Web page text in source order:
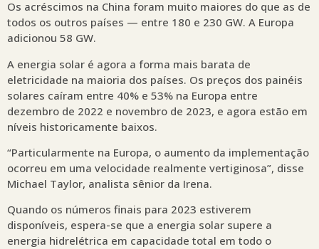
Os acréscimos na China foram muito maiores do que as de
todos os outros países — entre 180 e 230 GW. A Europa
adicionou 58 GW.
A energia solar é agora a forma mais barata de
eletricidade na maioria dos países. Os preços dos painéis
solares caíram entre 40% e 53% na Europa entre
dezembro de 2022 e novembro de 2023, e agora estão em
níveis historicamente baixos.
“Particularmente na Europa, o aumento da implementação
ocorreu em uma velocidade realmente vertiginosa”, disse
Michael Taylor, analista sênior da Irena.
Quando os números finais para 2023 estiverem
disponíveis, espera-se que a energia solar supere a
energia hidrelétrica em capacidade total em todo o